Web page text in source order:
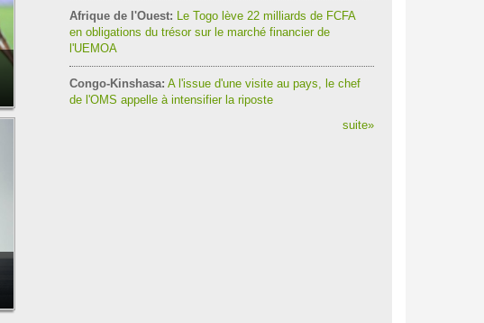
Afrique de l'Ouest: Le Togo lève 22 milliards de FCFA
en obligations du trésor sur le marché financier de
l'UEMOA
Congo-Kinshasa: A l'issue d'une visite au pays, le chef
de l'OMS appelle à intensifier la riposte
suite»